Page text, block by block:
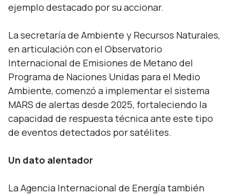
ejemplo destacado por su accionar.
La secretaría de Ambiente y Recursos Naturales,
en articulación con el Observatorio
Internacional de Emisiones de Metano del
Programa de Naciones Unidas para el Medio
Ambiente, comenzó a implementar el sistema
MARS de alertas desde 2025, fortaleciendo la
capacidad de respuesta técnica ante este tipo
de eventos detectados por satélites.
Un dato alentador
La Agencia Internacional de Energía también